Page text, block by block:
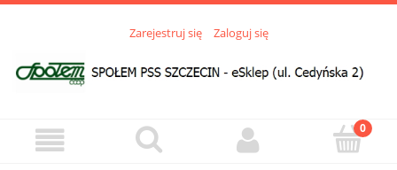
Zarejestruj się Zaloguj się